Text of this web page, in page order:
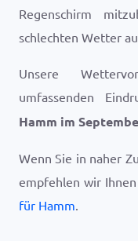
Regenschirm
schlechten Wetter
Unsere
umfassenden
Hamm im
Wenn Sie in naher
empfehlen wir
für Hamm.